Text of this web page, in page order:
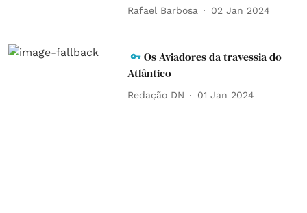
Rafael Barbosa 02 Jan 2024
Os Aviadores da travessia do
Atlântico
Redação DN 01 Jan 2024